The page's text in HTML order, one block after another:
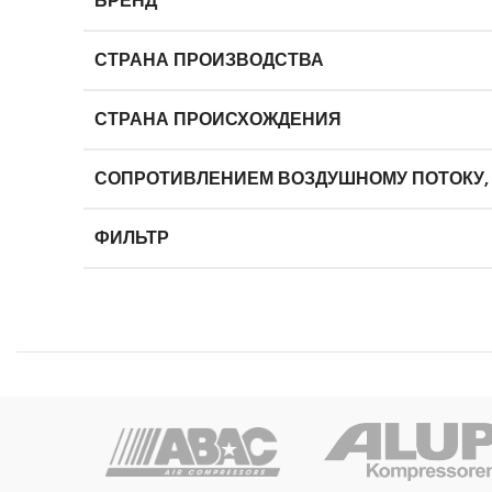
СТРАНА ПРОИЗВОДСТВА
СТРАНА ПРОИСХОЖДЕНИЯ
СОПРОТИВЛЕНИЕМ ВОЗДУШНОМУ ПОТОКУ,
ФИЛЬТР